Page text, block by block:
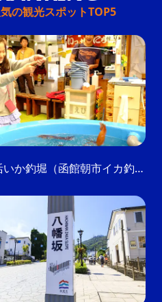
の観光スポットTOP5
元祖活いか釣堀（函館朝市イカ釣り体験）